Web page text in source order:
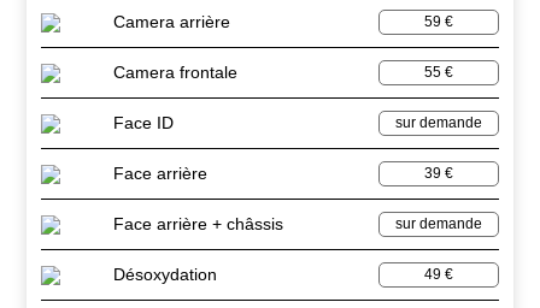
Camera arrière 59 €
Camera frontale 55 €
Face ID sur demande
Face arrière 39 €
Face arrière + châssis sur demande
Désoxydation 49 €